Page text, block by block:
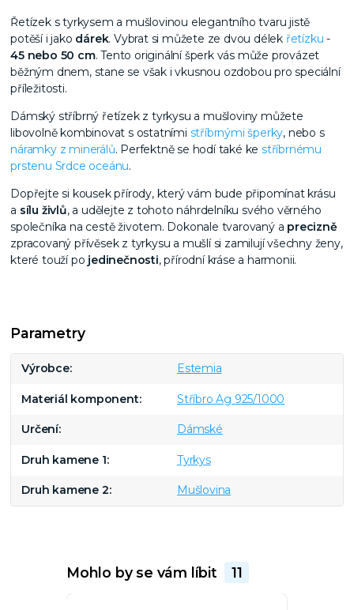
Řetízek s tyrkysem a mušlovinou elegantního tvaru jistě
potěší i jako dárek. Vybrat si můžete ze dvou délek řetízku -
45 nebo 50 cm. Tento originální šperk vás může provázet
běžným dnem, stane se však i vkusnou ozdobou pro speciální
příležitosti.
Dámský stříbrný řetízek z tyrkysu a mušloviny můžete
libovolně kombinovat s ostatními stříbrnými šperky, nebo s
náramky z minerálů. Perfektně se hodí také ke stříbrnému
prstenu Srdce oceánu.
Dopřejte si kousek přírody, který vám bude připomínat krásu
a sílu živlů, a udělejte z tohoto náhrdelníku svého věrného
společníka na cestě životem. Dokonale tvarovaný a precizně
zpracovaný přívěsek z tyrkysu a mušlí si zamilují všechny ženy,
které touží po jedinečnosti, přírodní kráse a harmonii.
Parametry
Výrobce Estemia
Materiál komponent Stříbro Ag 925/1000
Určení Dámské
Druh kamene 1 Tyrkys
Druh kamene 2 Mušlovina
Mohlo by se vám líbit 11